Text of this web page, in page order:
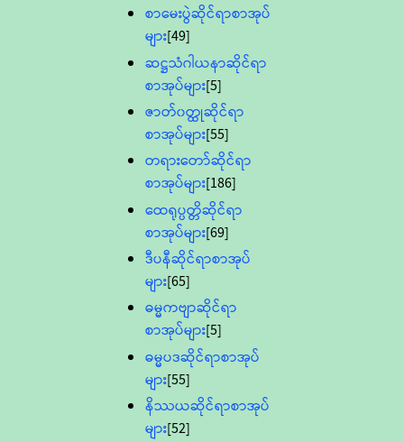
စာမေးပွဲဆိုင်ရာစာအုပ်
များ[49]
ဆဋ္ဌသံဂါယနာဆိုင်ရာ
စာအုပ်များ[5]
ဇာတ်၀တ္ထုဆိုင်ရာ
စာအုပ်များ[55]
တရားတော်ဆိုင်ရာ
စာအုပ်များ[186]
ထေရုပ္ပတ္တိဆိုင်ရာ
စာအုပ်များ[69]
ဒီပနီဆိုင်ရာစာအုပ်
များ[65]
ဓမ္မကဗျာဆိုင်ရာ
စာအုပ်များ[5]
ဓမ္မပဒဆိုင်ရာစာအုပ်
များ[55]
နိဿယဆိုင်ရာစာအုပ်
များ[52]